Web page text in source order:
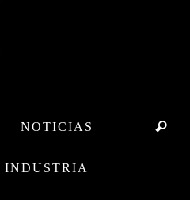
NOTICIAS
INDUSTRIA